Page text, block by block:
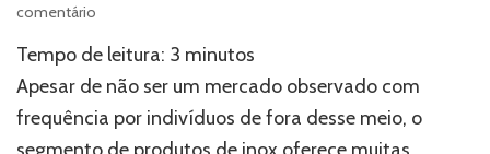
comentário
pingadeira
e
por
que
Tempo de leitura: 3 minutos
Apesar de não ser um mercado observado com
frequência por indivíduos de fora desse meio, o